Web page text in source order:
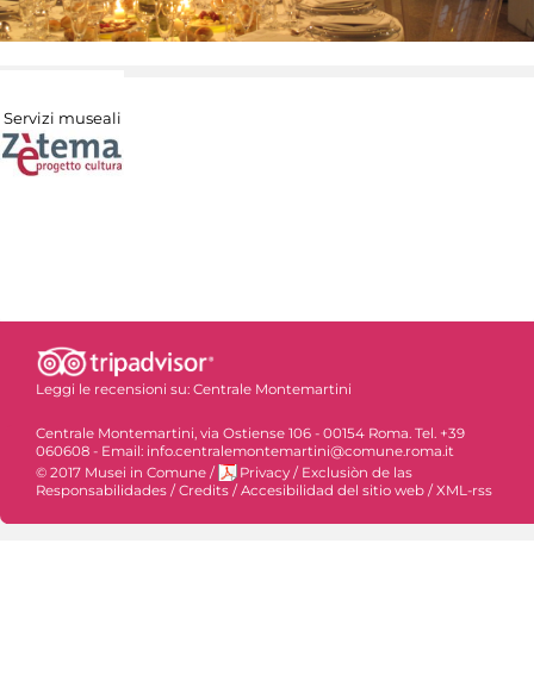
Servizi museali
Leggi le recensioni su: Centrale Montemartini
Centrale Montemartini, via Ostiense 106 - 00154 Roma. Tel. +39
060608 - Email: info.centralemontemartini@comune.roma.it
© 2017 Musei in Comune / Privacy / Exclusiòn de las
Responsabilidades /Credits /Accesibilidad del sitio web /XML-rss